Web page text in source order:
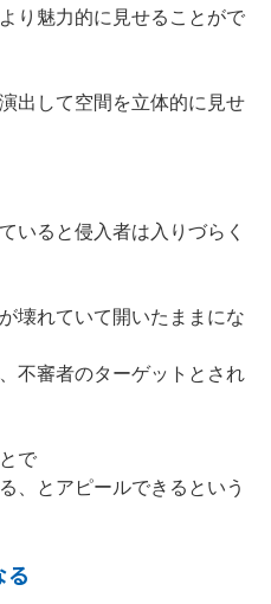
り魅力的に見せることがで
出して空間を立体的に見せ
いると侵入者は入りづらく
壊れていて開いたままにな
不審者のターゲットとされ
で
、とアピールできるという
る